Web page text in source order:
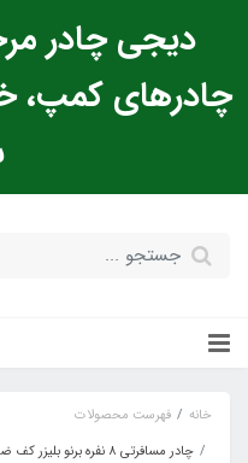
دیجی چادر
چادرهای کمپ،
خانه
فهرست محصولات
چادر مسافرتی 8 نفره برنو بلیزر کف ضخیم درجه یک صادراتی مدل اسپانیایی